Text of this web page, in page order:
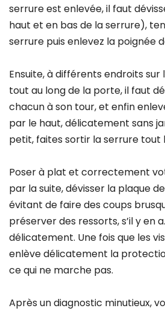
serrure est enlevée, il faut
haut et en bas de la serrure),
serrure puis enlevez la poignée
Ensuite, à différents endroits
tout au long de la porte, il faut
chacun à son tour, et enfin
par le haut, délicatement sans
petit, faites sortir la serrure tout
Poser à plat et correctement
par la suite, dévisser la plaque
évitant de faire des coups
préserver des ressorts, s’il y en
délicatement. Une fois que les
enlève délicatement la
ce qui ne marche pas.
Après un diagnostic minutieux,